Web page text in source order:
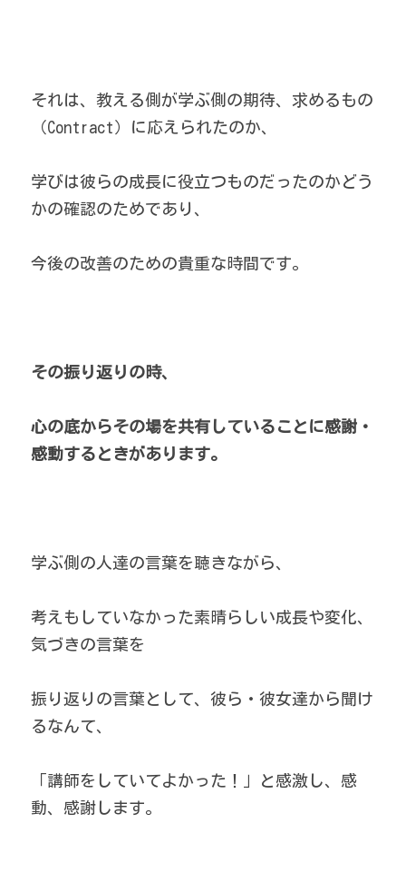
それは、教える側が学ぶ側の期待、求めるもの
（Contract）に応えられたのか、
学びは彼らの成長に役立つものだったのかどう
かの確認のためであり、
今後の改善のための貴重な時間です。
その振り返りの時、
心の底からその場を共有していることに感謝・
感動するときがあります。
学ぶ側の人達の言葉を聴きながら、
考えもしていなかった素晴らしい成長や変化、
気づきの言葉を
振り返りの言葉として、彼ら・彼女達から聞け
るなんて、
「講師をしていてよかった！」と感激し、感
動、感謝します。